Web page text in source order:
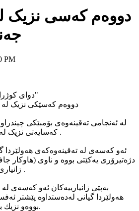
دووەم کەسی نزیک
PM
"دوای کوژرانی موراد کانی کوردەیی"
دووەم کەسێکی نزیک لە
لە ئەنجامی تەقینەوەی بۆمبێکی چیندراو
کەسایەتی نزیک لە لاهور شێخ جەنگی کوژرا .
ئەو كەسەی لە تەقینەوەكەی هەولێردا
دژەتیرۆری یەكێتی بووە و ناوی (هاوكار
زانیاری بووە لە هەولێر و موسڵ .
بەپێی زانیارییەكان ئەو كەسەی
هەولێردا گیانی لەدەستداوە پێشتر
بووەو نزیك بووە لە لاهور شێخ جەنگی.